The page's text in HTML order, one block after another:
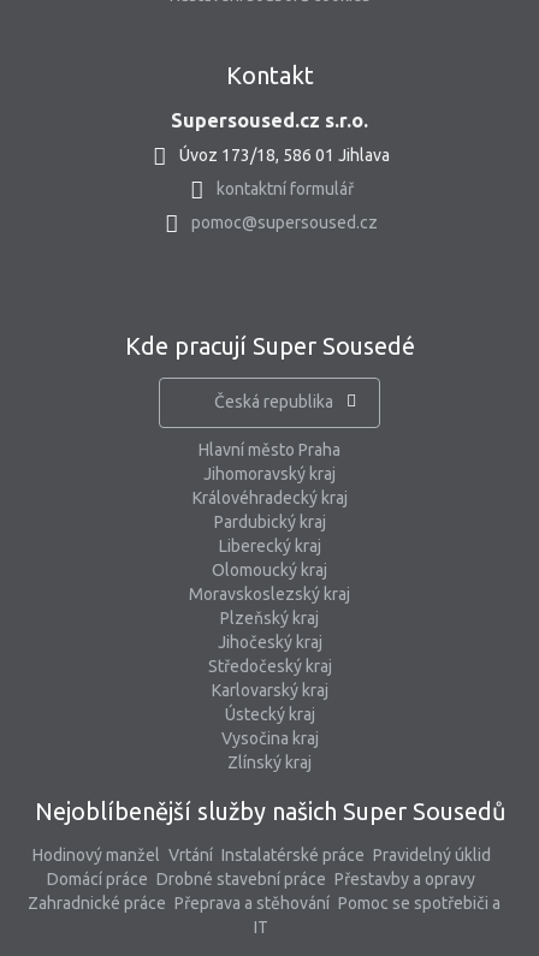
Kontakt
Supersoused.cz s.r.o.
Úvoz 173/18, 586 01 Jihlava
kontaktní formulář
pomoc@supersoused.cz
Kde pracují Super Sousedé
Česká republika
Hlavní město Praha
Jihomoravský kraj
Královéhradecký kraj
Pardubický kraj
Liberecký kraj
Olomoucký kraj
Moravskoslezský kraj
Plzeňský kraj
Jihočeský kraj
Středočeský kraj
Karlovarský kraj
Ústecký kraj
Vysočina kraj
Zlínský kraj
Nejoblíbenější služby našich Super Sousedů
Hodinový manžel Vrtání Instalatérské práce Pravidelný úklid
Domácí práce Drobné stavební práce Přestavby a opravy
Zahradnické práce Přeprava a stěhování Pomoc se spotřebiči a
IT